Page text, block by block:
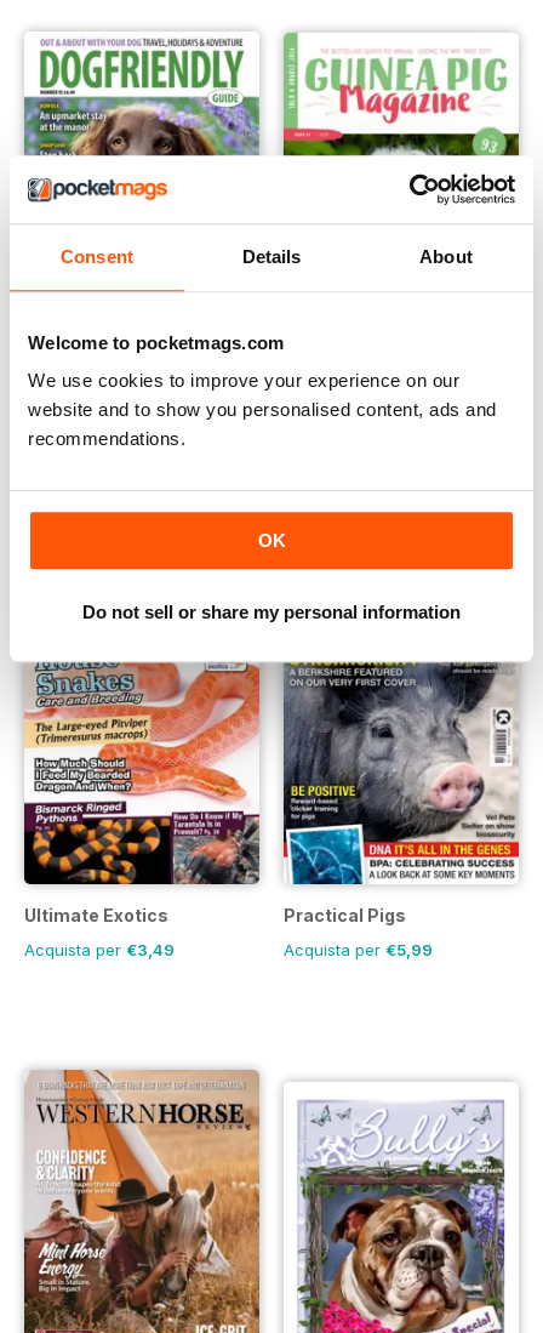
Consent Details About
Welcome to pocketmags.com
We use cookies to improve your experience on our
website and to show you personalised content, ads and
recommendations.
OK
Do not sell or share my personal information
Annual Subscription per
€11,99
Guinea Pig Magazine
Ultimate Exotics
Acquista per €3,49
Practical Pigs
Acquista per €5,99